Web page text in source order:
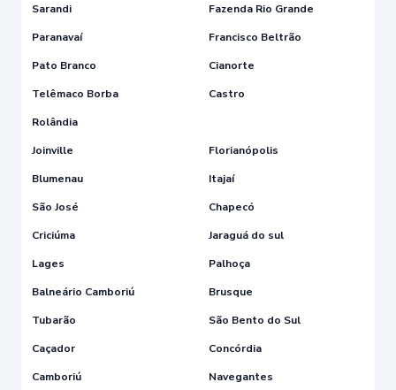
Sarandi
Fazenda Rio Grande
Paranavaí
Francisco Beltrão
Pato Branco
Cianorte
Telêmaco Borba
Castro
Rolândia
Joinville
Florianópolis
Blumenau
Itajaí
São José
Chapecó
Criciúma
Jaraguá do sul
Lages
Palhoça
Balneário Camboriú
Brusque
Tubarão
São Bento do Sul
Caçador
Concórdia
Camboriú
Navegantes